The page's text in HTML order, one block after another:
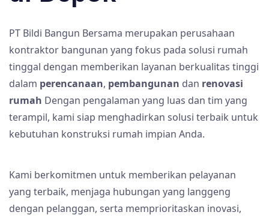
PT Bildi Bangun Bersama merupakan perusahaan
kontraktor bangunan yang fokus pada solusi rumah
tinggal dengan memberikan layanan berkualitas tinggi
dalam perencanaan, pembangunan dan renovasi
rumah Dengan pengalaman yang luas dan tim yang
terampil, kami siap menghadirkan solusi terbaik untuk
kebutuhan konstruksi rumah impian Anda.
Kami berkomitmen untuk memberikan pelayanan
yang terbaik, menjaga hubungan yang langgeng
dengan pelanggan, serta memprioritaskan inovasi,